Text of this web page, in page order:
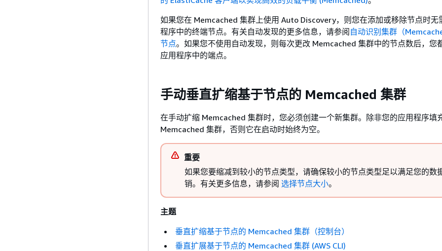
如果您在 Memcached 集群上使用 Auto Discovery，则您在添加或移除节点时无
程序中的终端节点。有关自动发现的更多信息，请参阅自动识别集群（
节点。如果您不使用自动发现，则每次更改 Memcached 集群中的节点数后，您
应用程序中的端点。
手动垂直扩缩基于节点的 Memcached 集群
在手动扩缩 Memcached 集群时，您必须创建一个新集群。除非您的应用程序填
Memcached 集群，否则它在启动时始终为空。
重要
如果您要缩减到较小的节点类型，请确保较小的节点类型足以满足您的数
销。有关更多信息，请参阅 选择节点大小。
主题
垂直扩缩基于节点的 Memcached 集群（控制台）
垂直扩展基于节点的 Memcached 集群 (AWS CLI)